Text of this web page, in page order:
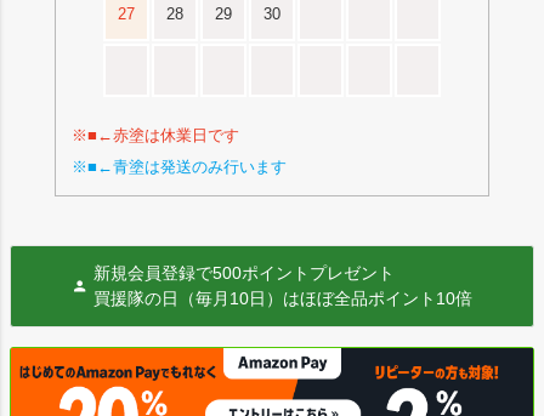
27 28 29 30
※■←赤塗は休業日です
※■←青塗は発送のみ行います
新規会員登録で500ポイントプレゼント
買援隊の日（毎月10日）はほぼ全品ポイント10倍